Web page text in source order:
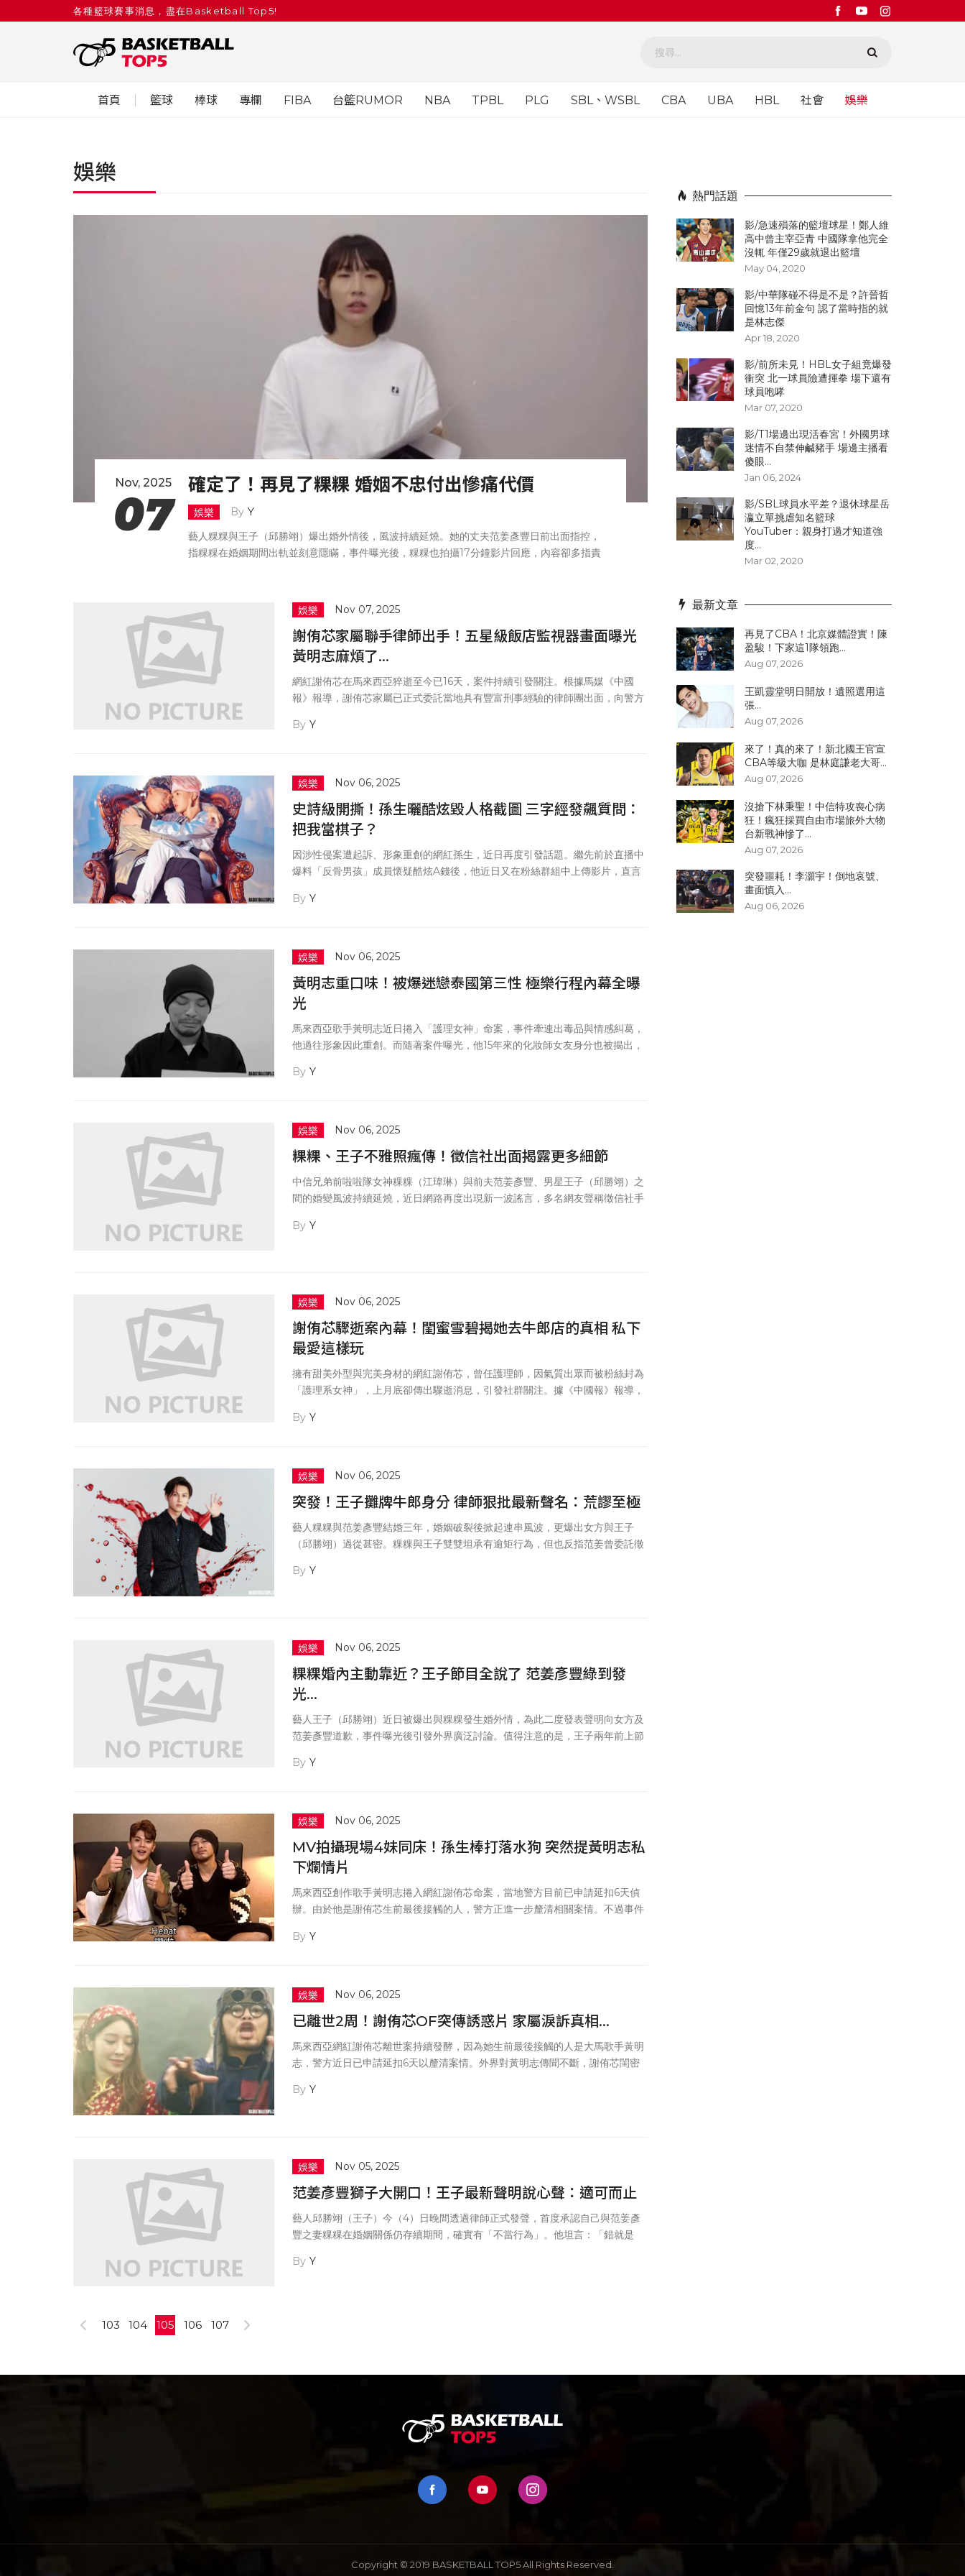
各種籃球賽事消息，盡在Basketball Top5!
首頁 籃球 棒球 專欄 FIBA 台籃RUMOR NBA TPBL PLG SBL、WSBL CBA UBA HBL 社會 娛樂
娛樂
Nov, 2025
07 娛樂 Y
確定了！再見了粿粿 婚姻不忠付出慘痛代價
藝人粿粿與王子（邱勝翊）爆出婚外情後，風波持續延燒。她的丈夫范姜彥豐日前出面指控，
指粿粿在婚姻期間出軌並刻意隱瞞，事件曝光後，粿粿也拍攝17分鐘影片回應，內容卻多指責
娛樂
Nov 07, 2025
謝侑芯家屬聯手律師出手！五星級飯店監視器畫面曝光
黃明志麻煩了...
網紅謝侑芯在馬來西亞猝逝至今已16天，案件持續引發關注。根據馬媒《中國
報》報導，謝侑芯家屬已正式委託當地具有豐富刑事經驗的律師團出面，向警方
Y
娛樂 Nov 06, 2025
史詩級開撕！孫生曬酷炫毀人格截圖 三字經發飆質問：
把我當棋子？
因涉性侵案遭起訴、形象重創的網紅孫生，近日再度引發話題。繼先前於直播中
爆料「反骨男孩」成員懷疑酷炫A錢後，他近日又在粉絲群組中上傳影片，直言
一起打拼的，結果我一毛都沒拿到。」影片上傳後雖隨即刪除，但內容已在網路
Y
娛樂 Nov 06, 2025
黃明志重口味！被爆迷戀泰國第三性 極樂行程內幕全曝
光
馬來西亞歌手黃明志近日捲入「護理女神」命案，事件牽連出毒品與情感糾葛，
他過往形象因此重創。而隨著案件曝光，他15年來的化妝師女友身分也被揭出，
費第三性風俗業者，生活細節引發外界譁然。
Y
娛樂 Nov 06, 2025
粿粿、王子不雅照瘋傳！徵信社出面揭露更多細節
中信兄弟前啦啦隊女神粿粿（江瑋琳）與前夫范姜彥豐、男星王子（邱勝翊）之
間的婚變風波持續延燒，近日網路再度出現新一波謠言，多名網友聲稱徵信社手
託調查本案的立達徵信社執行長謝智博罕見發聲澄清，強調此為「不實傳言」。
Y
娛樂 Nov 06, 2025
謝侑芯驟逝案內幕！閨蜜雪碧揭她去牛郎店的真相 私下
最愛這樣玩
擁有甜美外型與完美身材的網紅謝侑芯，曾任護理師，因氣質出眾而被粉絲封為
「護理系女神」，上月底卻傳出驟逝消息，引發社群關注。據《中國報》報導，
及地面未見水漬，案件疑點引發討論。黃明志目前已主動向警方投案。
Y
娛樂 Nov 06, 2025
突發！王子攤牌牛郎身分 律師狠批最新聲名：荒謬至極
藝人粿粿與范姜彥豐結婚三年，婚姻破裂後掀起連串風波，更爆出女方與王子
（邱勝翊）過從甚密。粿粿與王子雙雙坦承有逾矩行為，但也反指范姜曾委託徵
婚姻破裂的主因；不過律師雷丘在節目《新聞挖挖哇》中直批他的第一波聲明
Y
娛樂 Nov 06, 2025
粿粿婚內主動靠近？王子節目全說了 范姜彥豐綠到發
光...
藝人王子（邱勝翊）近日被爆出與粿粿發生婚外情，為此二度發表聲明向女方及
范姜彥豐道歉，事件曝光後引發外界廣泛討論。值得注意的是，王子兩年前上節
Y
娛樂 Nov 06, 2025
MV拍攝現場4妹同床！孫生棒打落水狗 突然提黃明志私
下爛情片
馬來西亞創作歌手黃明志捲入網紅謝侑芯命案，當地警方目前已申請延扣6天偵
辦。由於他是謝侑芯生前最後接觸的人，警方正進一步釐清相關案情。不過事件
指他早已有女友，直言「是渣中之渣」。
Y
娛樂 Nov 06, 2025
已離世2周！謝侑芯OF突傳誘惑片 家屬淚訴真相...
馬來西亞網紅謝侑芯離世案持續發酵，因為她生前最後接觸的人是大馬歌手黃明
志，警方近日已申請延扣6天以釐清案情。外界對黃明志傳聞不斷，謝侑芯閨密
錢和解，甚至在供詞中試圖將毒品來源推給死者，「他竟然說藥物包裝是繁體
Y
娛樂 Nov 05, 2025
范姜彥豐獅子大開口！王子最新聲明說心聲：適可而止
藝人邱勝翊（王子）今（4）日晚間透過律師正式發聲，首度承認自己與范姜彥
豐之妻粿粿在婚姻關係仍存續期間，確實有「不當行為」。他坦言：「錯就是
Y
103 104 105 106 107
熱門話題
影/急速殞落的籃壇球星！鄭人維
高中曾主宰亞青 中國隊拿他完全
沒輒 年僅29歲就退出籃壇
May 04, 2020
影/中華隊碰不得是不是？許晉哲
回憶13年前金句 認了當時指的就
是林志傑
Apr 18, 2020
影/前所未見！HBL女子組竟爆發
衝突 北一球員險遭揮拳 場下還有
球員咆哮
Mar 07, 2020
影/T1場邊出現活春宮！外國男球
迷情不自禁伸鹹豬手 場邊主播看
傻眼...
Jan 06, 2024
影/SBL球員水平差？退休球星岳
瀛立單挑虐知名籃球
YouTuber：親身打過才知道強
度...
Mar 02, 2020
最新文章
再見了CBA！北京媒體證實！陳
盈駿！下家這1隊領跑...
Aug 07, 2026
王凱靈堂明日開放！遺照選用這
張...
Aug 07, 2026
來了！真的來了！新北國王官宣
CBA等級大咖 是林庭謙老大哥...
Aug 07, 2026
沒搶下林秉聖！中信特攻喪心病
狂！瘋狂採買自由市場旅外大物
台新戰神慘了...
Aug 07, 2026
突發噩耗！李灝宇！倒地哀號、
畫面慎入...
Aug 06, 2026
Copyright © 2019 BASKETBALL TOP5 All Rights Reserved.